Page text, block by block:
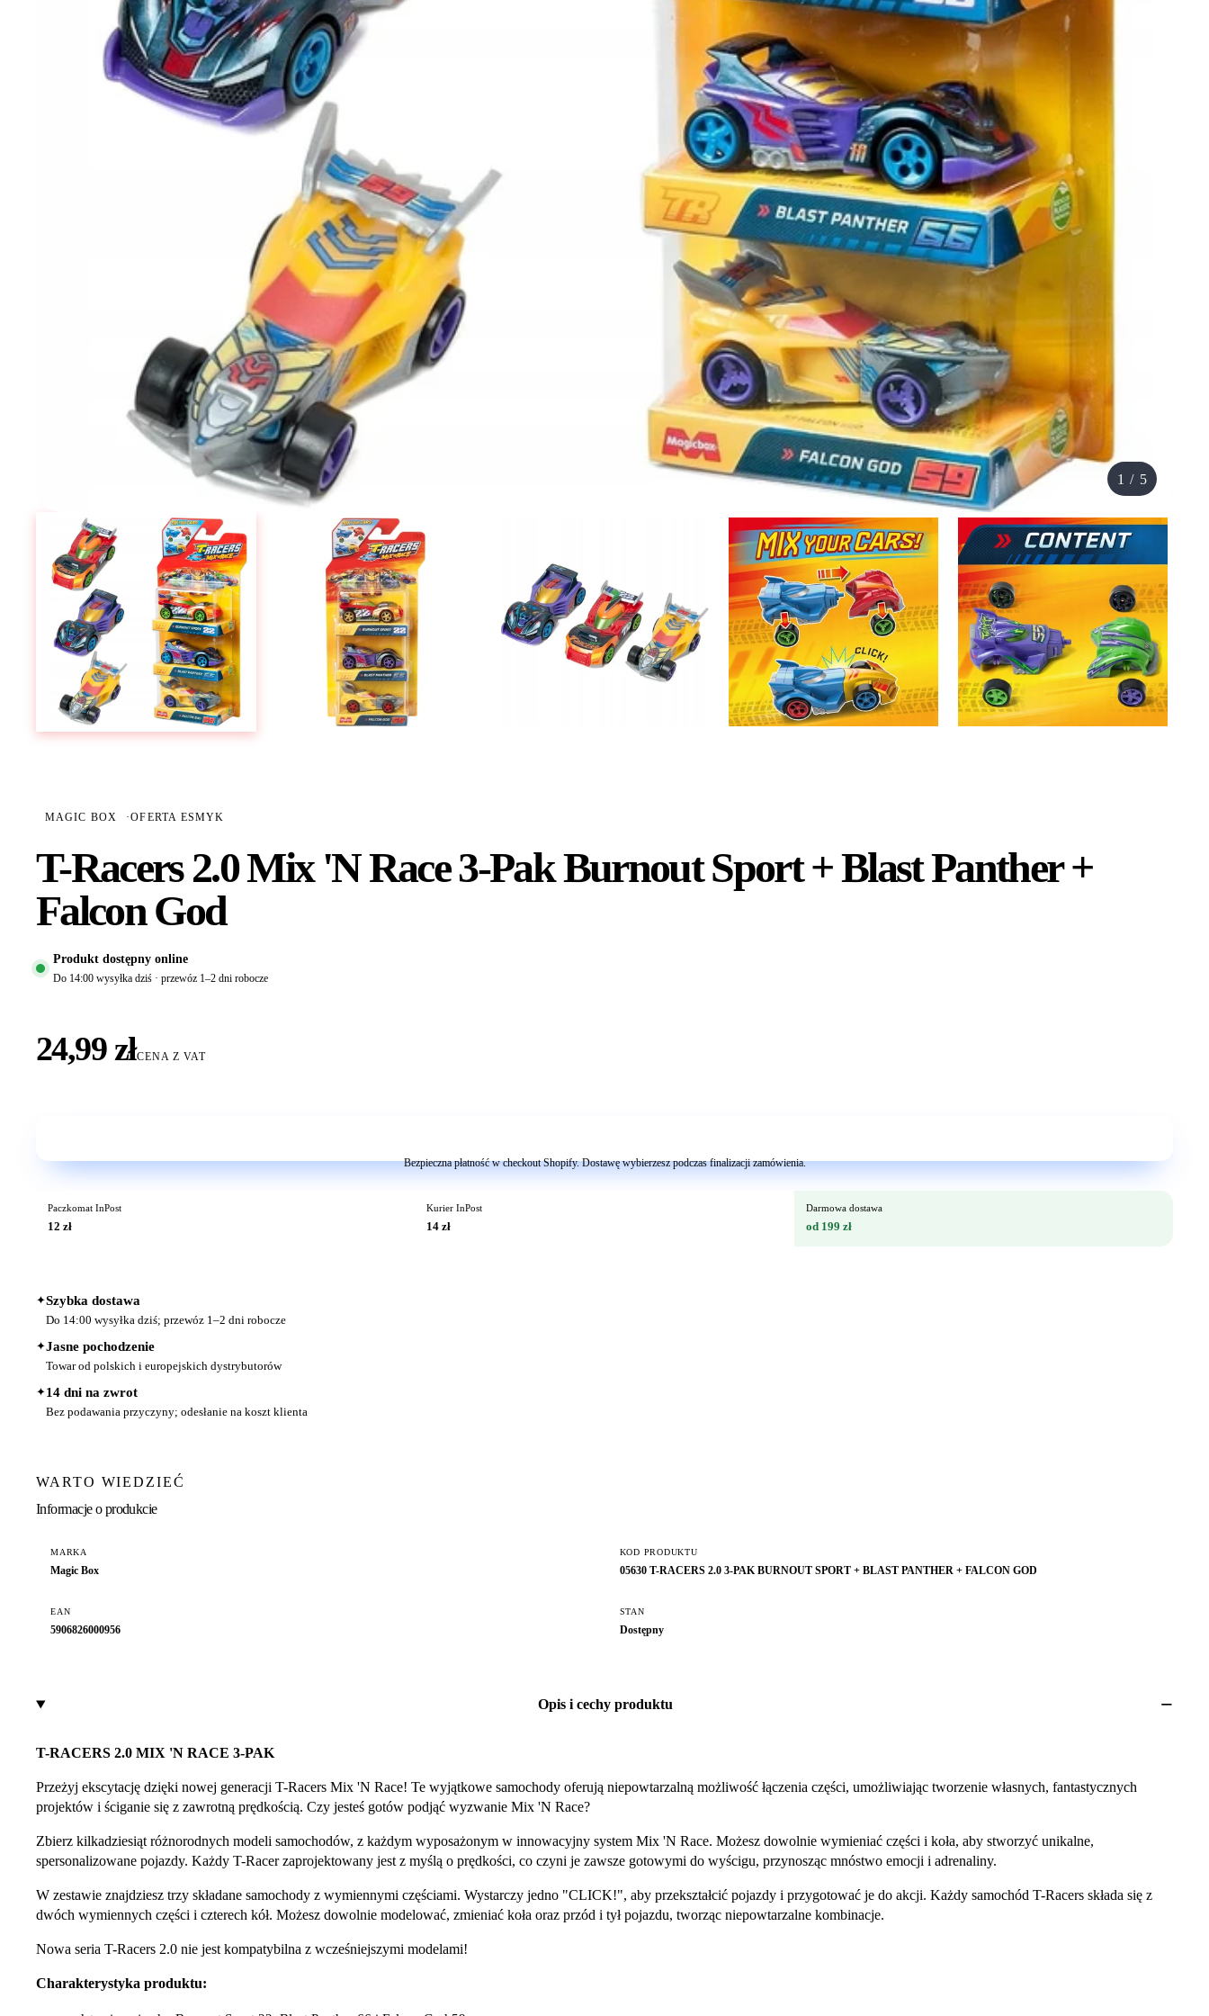
1 / 5
MAGIC BOX ·OFERTA ESMYK
T-Racers 2.0 Mix 'N Race 3-Pak Burnout Sport + Blast Panther +
Falcon God
Produkt dostępny online
Do 14:00 wysyłka dziś · przewóz 1–2 dni robocze
24,99 złCENA Z VAT
Bezpieczna płatność w checkout Shopify. Dostawę wybierzesz podczas finalizacji zamówienia.
Paczkomat InPost
12 zł
Kurier InPost
14 zł
Darmowa dostawa
od 199 zł
✦Szybka dostawa
Do 14:00 wysyłka dziś; przewóz 1–2 dni robocze
✦Jasne pochodzenie
Towar od polskich i europejskich dystrybutorów
✦14 dni na zwrot
Bez podawania przyczyny; odesłanie na koszt klienta
WARTO WIEDZIEĆ
Informacje o produkcie
MARKA
Magic Box
KOD PRODUKTU
05630 T-RACERS 2.0 3-PAK BURNOUT SPORT + BLAST PANTHER + FALCON GOD
EAN
5906826000956
STAN
Dostępny
Opis i cechy produktu
T-RACERS 2.0 MIX 'N RACE 3-PAK
Przeżyj ekscytację dzięki nowej generacji T-Racers Mix 'N Race! Te wyjątkowe samochody oferują niepowtarzalną możliwość łączenia części, umożliwiając tworzenie własnych, fantastycznych
projektów i ściganie się z zawrotną prędkością. Czy jesteś gotów podjąć wyzwanie Mix 'N Race?
Zbierz kilkadziesiąt różnorodnych modeli samochodów, z każdym wyposażonym w innowacyjny system Mix 'N Race. Możesz dowolnie wymieniać części i koła, aby stworzyć unikalne,
spersonalizowane pojazdy. Każdy T-Racer zaprojektowany jest z myślą o prędkości, co czyni je zawsze gotowymi do wyścigu, przynosząc mnóstwo emocji i adrenaliny.
W zestawie znajdziesz trzy składane samochody z wymiennymi częściami. Wystarczy jedno "CLICK!", aby przekształcić pojazdy i przygotować je do akcji. Każdy samochód T-Racers składa się z
dwóch wymiennych części i czterech kół. Możesz dowolnie modelować, zmieniać koła oraz przód i tył pojazdu, tworząc niepowtarzalne kombinacje.
Nowa seria T-Racers 2.0 nie jest kompatybilna z wcześniejszymi modelami!
Charakterystyka produktu: